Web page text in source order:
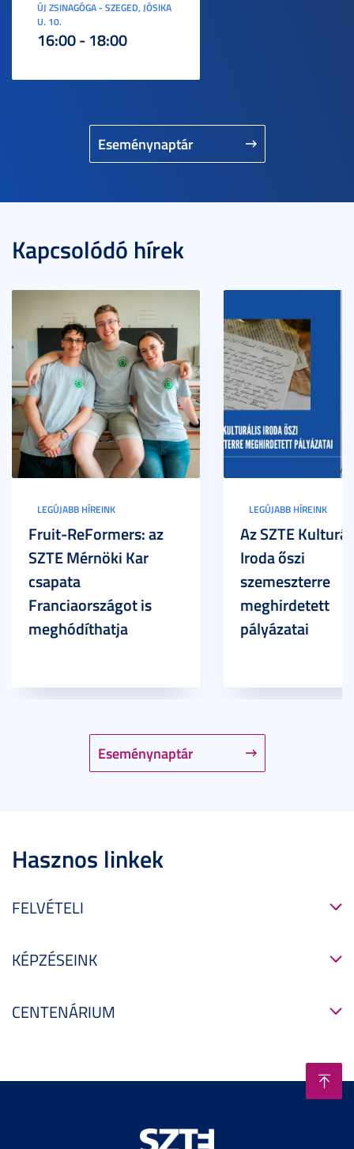
Eseménynaptár
ÚJ ZSINAGÓGA - SZEGED, JÓSIKA
U. 10.
16:00 - 18:00
Kapcsolódó hírek
Eseménynaptár
LEGÚJABB HÍREINK
Fruit-ReFormers: az
SZTE Mérnöki Kar
csapata
Franciaországot is
meghódíthatja
LEGÚJABB HÍREINK
Az SZTE
Iroda őszi
szemeszterre
meghirdetett
pályázatai
Hasznos linkek
FELVÉTELI
KÉPZÉSEINK
CENTENÁRIUM